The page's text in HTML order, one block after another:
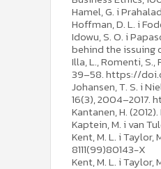
Hamel, G. i
Hoffman, D. L. i
Idowu, S. O. i
behind the issuing
Illa, L., Romenti,
39–58. https://
Johansen, T. S. i
16(3), 2004–2017.
Kantanen, H.
Kaptein, M. i van
Kent, M. L. i
8111(99)80143-X
Kent, M. L. i